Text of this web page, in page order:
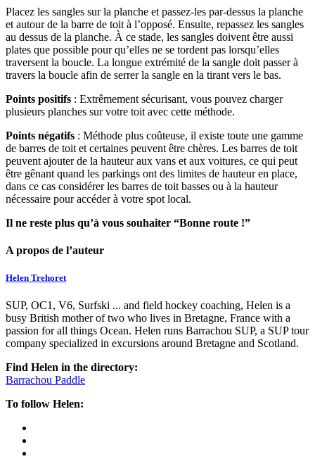
Placez les sangles sur la planche et passez-les par-dessus la planche
et autour de la barre de toit à l’opposé. Ensuite, repassez les sangles
au dessus de la planche. À ce stade, les sangles doivent être aussi
plates que possible pour qu’elles ne se tordent pas lorsqu’elles
traversent la boucle. La longue extrémité de la sangle doit passer à
travers la boucle afin de serrer la sangle en la tirant vers le bas.
Points positifs : Extrêmement sécurisant, vous pouvez charger
plusieurs planches sur votre toit avec cette méthode.
Points négatifs : Méthode plus coûteuse, il existe toute une gamme
de barres de toit et certaines peuvent être chères. Les barres de toit
peuvent ajouter de la hauteur aux vans et aux voitures, ce qui peut
être gênant quand les parkings ont des limites de hauteur en place,
dans ce cas considérer les barres de toit basses ou à la hauteur
nécessaire pour accéder à votre spot local.
Il ne reste plus qu’à vous souhaiter “Bonne route !”
A propos de l’auteur
Helen Trehoret
SUP, OC1, V6, Surfski ... and field hockey coaching, Helen is a
busy British mother of two who lives in Bretagne, France with a
passion for all things Ocean. Helen runs Barrachou SUP, a SUP tour
company specialized in excursions around Bretagne and Scotland.
Find Helen in the directory:
Barrachou Paddle
To follow Helen: